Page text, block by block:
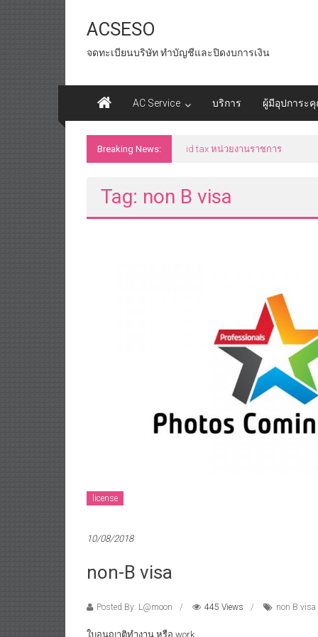
contentACSESO
จดทะเบียนบริษัท ทำบัญชีและปิดงบการเงิน
AC Service บริการ ผู้มีอุปการะ
Breaking News: id tax หน่วยงานราชการ
Tag: non B visa
license
10/08/2018
non-B visa
Posted By: L@moon 445 Views non B visa
ใบอนุญาติทำงาน หรือ work